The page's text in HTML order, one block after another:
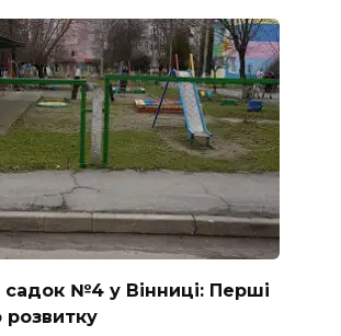
№4 у Вінниці: Перші